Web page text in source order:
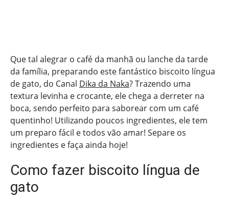
Que tal alegrar o café da manhã ou lanche da tarde
da família, preparando este fantástico biscoito língua
de gato, do Canal Dika da Naka? Trazendo uma
textura levinha e crocante, ele chega a derreter na
boca, sendo perfeito para saborear com um café
quentinho! Utilizando poucos ingredientes, ele tem
um preparo fácil e todos vão amar! Separe os
ingredientes e faça ainda hoje!
Como fazer biscoito língua de
gato